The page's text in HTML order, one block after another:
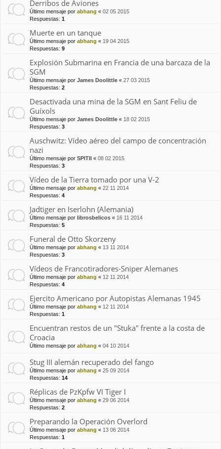
Derribos de Aviones
Último mensaje por abhang « 02 05 2015
Respuestas: 1
Muerte en un tanque
Último mensaje por abhang « 19 04 2015
Respuestas: 9
Explosión Submarina en Francia de una barcaza de la
SGM
Último mensaje por James Doolittle « 27 03 2015
Respuestas: 2
Desactivada una mina de la SGM en Sant Feliu de
Guíxols
Último mensaje por James Doolittle « 18 02 2015
Respuestas: 3
Auschwitz: Vídeo aéreo del campo de concentración
nazi
Último mensaje por SPITII « 08 02 2015
Respuestas: 3
Vídeo de la Tierra tomado por una V-2
Último mensaje por abhang « 22 11 2014
Respuestas: 4
Jadtiger en Iserlohn (Alemania)
Último mensaje por librosbelicos « 16 11 2014
Respuestas: 5
Funeral de Otto Skorzeny
Último mensaje por abhang « 13 11 2014
Respuestas: 3
Vídeos de Francotiradores-Sniper Alemanes
Último mensaje por abhang « 12 11 2014
Respuestas: 4
Ejercito Americano por Autopistas Alemanas 1945
Último mensaje por abhang « 12 11 2014
Respuestas: 1
Encuentran restos de un "Stuka" frente a la costa de
Croacia
Último mensaje por abhang « 04 10 2014
Stug III alemán recuperado del fango
Último mensaje por abhang « 25 09 2014
Respuestas: 14
Réplicas de PzKpfw VI Tiger I
Último mensaje por abhang « 29 06 2014
Respuestas: 2
Preparando la Operación Overlord
Último mensaje por abhang « 13 06 2014
Respuestas: 1